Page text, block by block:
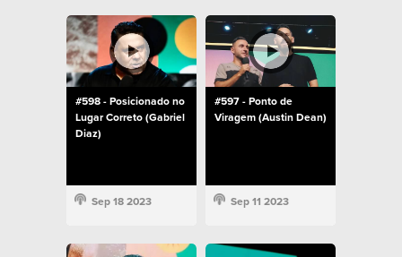
#598 - Posicionado no
Lugar Correto (Gabriel
Diaz)
Sep 18 2023
#597 - Ponto de
Viragem (Austin Dean)
Sep 11 2023